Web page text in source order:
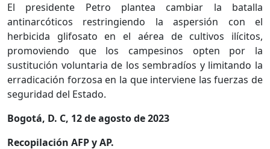
El presidente Petro plantea cambiar la batalla
antinarcóticos restringiendo la aspersión con el
herbicida glifosato en el aérea de cultivos ilícitos,
promoviendo que los campesinos opten por la
sustitución voluntaria de los sembradíos y limitando la
erradicación forzosa en la que interviene las fuerzas de
seguridad del Estado.
Bogotá, D. C, 12 de agosto de 2023
Recopilación AFP y AP.